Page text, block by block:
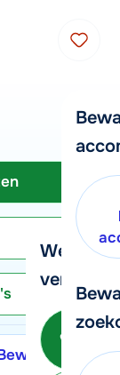
We
verder!